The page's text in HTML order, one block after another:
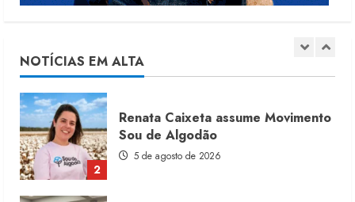
NOTÍCIAS EM ALTA
1
6 de agosto de 2026
2
Renata Caixeta assume Movimento
Sou de Algodão
5 de agosto de 2026